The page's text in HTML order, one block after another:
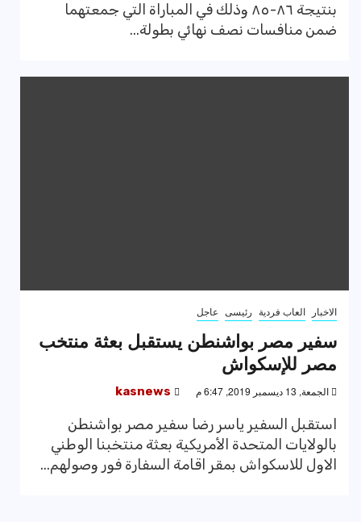
بنتيجة ٨٦-٨٥ وذلك في المباراة التي جمعتهما
ضمن منافسات نصف نهائي بطولة...
الاخبار العاب فردية رئيسى عاجل
سفير مصر بواشنطن يستقبل بعثة منتخب
مصر للإسكواش
الجمعة, 13 ديسمبر 2019, 6:47 م kasnews
استقبل السفير ياسر رضا سفير مصر بواشنطن
بالولايات المتحدة الأمريكية بعثة منتخبنا الوطني
الاول للاسكواش بمقر اقامة السفارة فور وصولهم...